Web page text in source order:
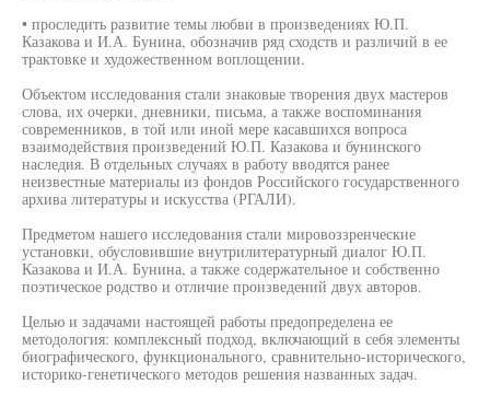
• проследить развитие темы любви в произведениях Ю.П.
Казакова и И.А. Бунина, обозначив ряд сходств и различий в ее
трактовке и художественном воплощении.
Объектом исследования стали знаковые творения двух мастеров
слова, их очерки, дневники, письма, а также воспоминания
современников, в той или иной мере касавшихся вопроса
взаимодействия произведений Ю.П. Казакова и бунинского
наследия. В отдельных случаях в работу вводятся ранее
неизвестные материалы из фондов Российского государственного
архива литературы и искусства (РГАЛИ).
Предметом нашего исследования стали мировоззренческие
установки, обусловившие внутрилитературный диалог Ю.П.
Казакова и И.А. Бунина, а также содержательное и собственно
поэтическое родство и отличие произведений двух авторов.
Целью и задачами настоящей работы предопределена ее
методология: комплексный подход, включающий в себя элементы
биографического, функционального, сравнительно-исторического,
историко-генетического методов решения названных задач.